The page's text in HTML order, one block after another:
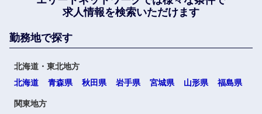
求人情報を検索いただけます
勤務地で探す
北海道・東北地方
北海道
青森県 秋田県 岩手県 宮城県 山形県 福島県
関東地方